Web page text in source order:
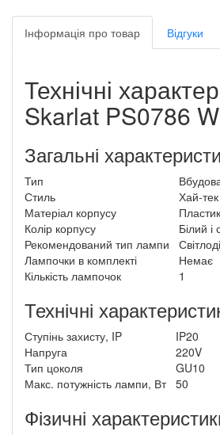
Інформація про товар Відгуки
Технічні
Skarlat PS0786
Загальні
Тип
Стиль
Хай-тек
Матеріал корпусу
Пластик
Колір корпусу
Білий і
Рекомендований тип лампи
Лампочки в комплекті
Немає
Кількість лампочок
1
Технічні
Ступінь захисту, IP
IP20
Напруга
220V
Тип цоколя
GU10
Макс. потужність лампи, Вт 50
Фізичні